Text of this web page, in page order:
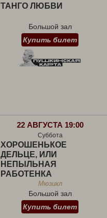
ТАНГО ЛЮБВИ
Большой зал
Купить билет
22 АВГУСТА 19:00
Суббота
ХОРОШЕНЬКОЕ
ДЕЛЬЦЕ, ИЛИ
НЕПЫЛЬНАЯ
РАБОТЕНКА
Мюзикл
Большой зал
Купить билет